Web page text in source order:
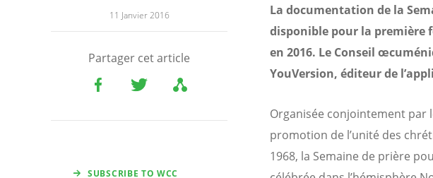
11 Janvier 2016
Partager cet article
SUBSCRIBE TO WCC
La documentation de la
disponible pour la
en 2016. Le Conseil
YouVersion, éditeur de
Organisée conjointement par
promotion de l’unité des
1968, la Semaine de prière